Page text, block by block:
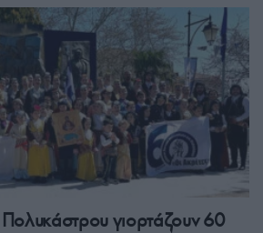
Πολυκάστρου γιορτάζουν 60